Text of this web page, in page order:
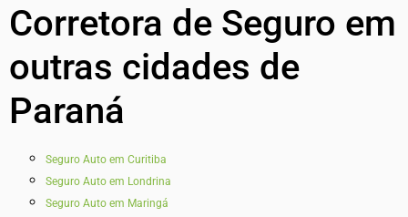
Corretora de Seguro em
outras cidades de
Paraná
Seguro Auto em Curitiba
Seguro Auto em Londrina
Seguro Auto em Maringá